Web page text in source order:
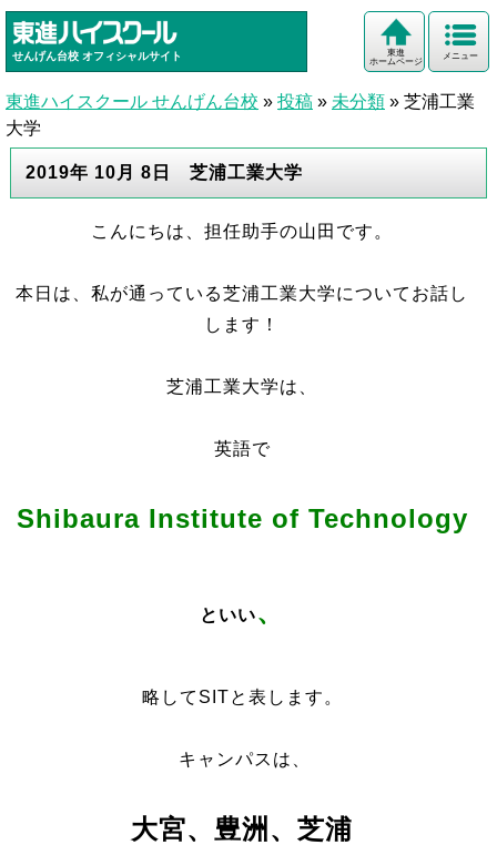
せんげん台校 オフィシャルサイト メニュー
東進
ホームページ
東進ハイスクール せんげん台校 » 投稿 » 未分類 » 芝浦工業
大学
2019年 10月 8日 芝浦工業大学
こんにちは、担任助手の山田です。
本日は、私が通っている芝浦工業大学についてお話し
します！
芝浦工業大学は、
英語で
Shibaura Institute of Technology
といい、
略して SITと表します。
キャンパスは、
大宮、豊洲、芝浦